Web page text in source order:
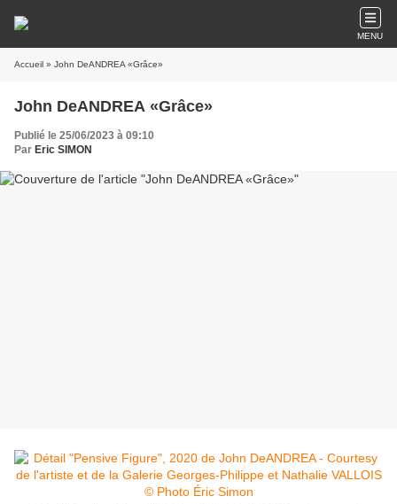
MENU
Accueil » John DeANDREA «Grâce»
John DeANDREA «Grâce»
Publié le 25/06/2023 à 09:10
Par Eric SIMON